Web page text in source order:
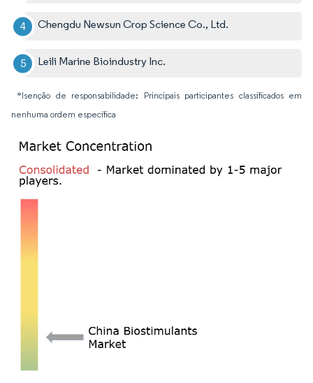
Chengdu Newsun Crop Science Co., Ltd.​
Leili Marine Bioindustry Inc.​
*Isenção de responsabilidade: Principais participantes classificados em
nenhuma ordem específica